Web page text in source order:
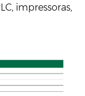
impressoras,